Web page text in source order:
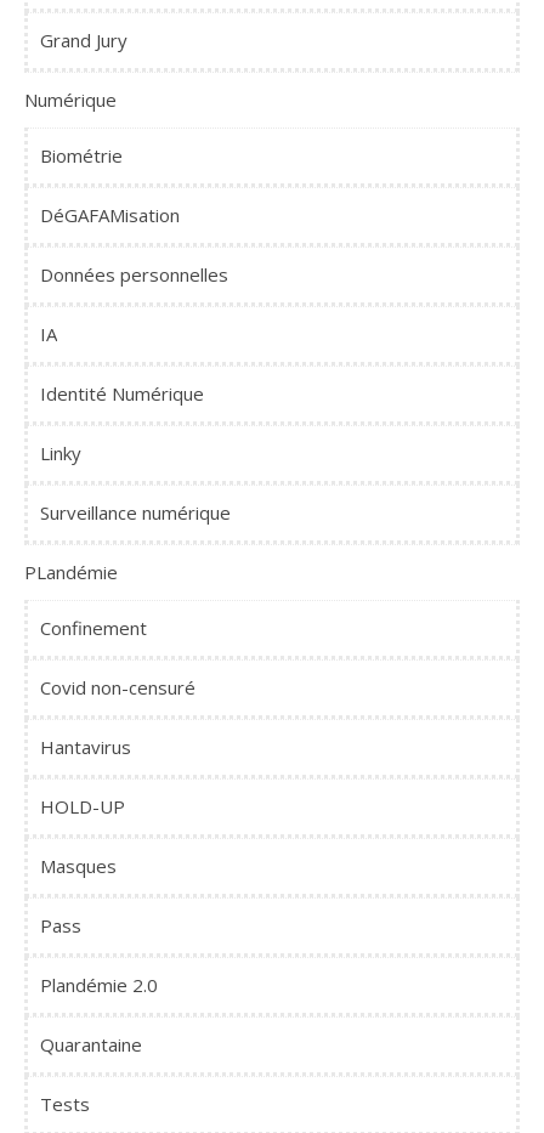
Grand Jury
Numérique
Biométrie
DéGAFAMisation
Données personnelles
IA
Identité Numérique
Linky
Surveillance numérique
PLandémie
Confinement
Covid non-censuré
Hantavirus
HOLD-UP
Masques
Pass
Plandémie 2.0
Quarantaine
Tests